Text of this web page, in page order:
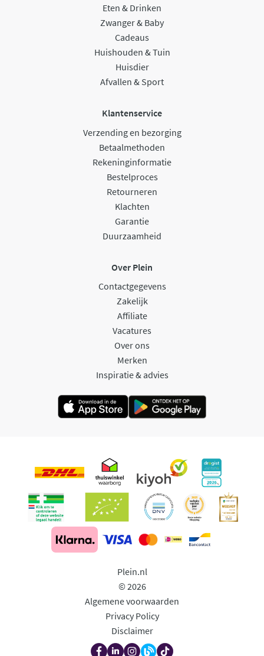
Eten & Drinken
Zwanger & Baby
Cadeaus
Huishouden & Tuin
Huisdier
Afvallen & Sport
Klantenservice
Verzending en bezorging
Betaalmethoden
Rekeninginformatie
Bestelproces
Retourneren
Klachten
Garantie
Duurzaamheid
Over Plein
Contactgegevens
Zakelijk
Affiliate
Vacatures
Over ons
Merken
Inspiratie & advies
Plein.nl
© 2026
Algemene voorwaarden
Privacy Policy
Disclaimer